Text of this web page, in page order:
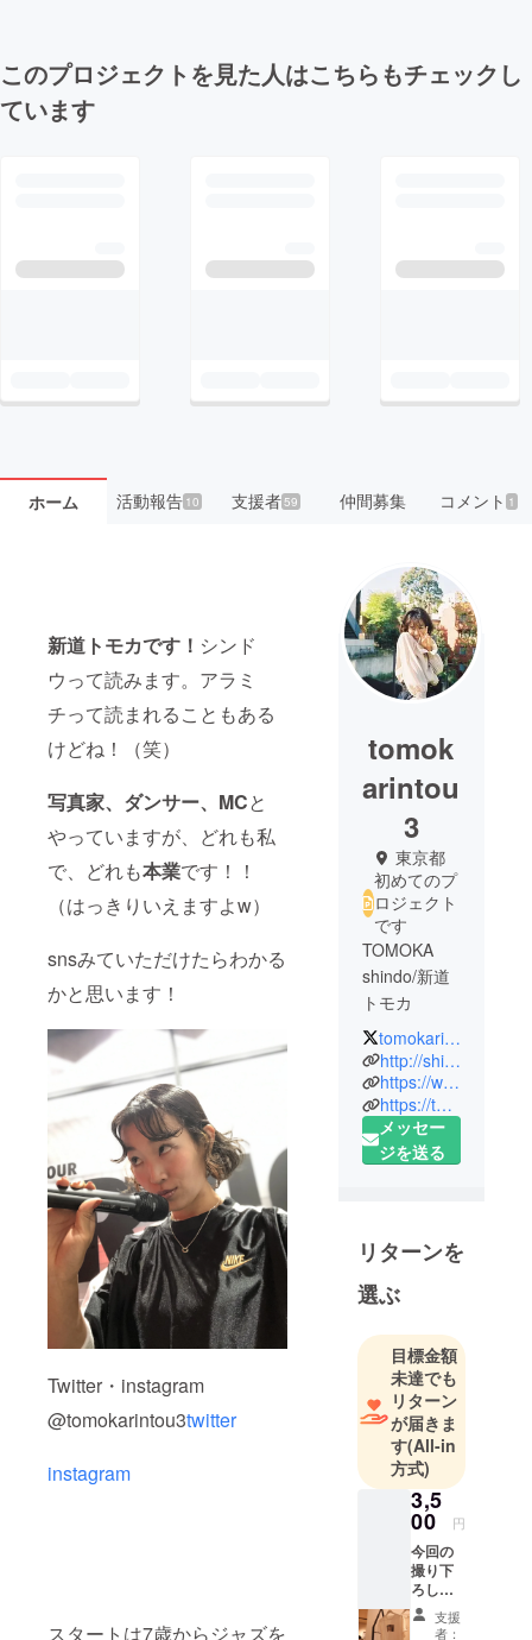
このプロジェクトを見た人はこちらもチェックし
ています
ホーム 活動報告10 支援者59 仲間募集 コメント 1
新道トモカです！ シンド
ウって読みます。アラミ
チって読まれることもある
けどね！（笑）
写真家、ダンサー、MCと
やっていますが、どれも私
で、どれも本業です！！
（はっきりいえますよw）
snsみていただけたらわかる
かと思います！
Twitter・instagram
@tomokarintou3twitter
instagram
スタートは7歳からジャズを
tomok
arintou
3
東京都
初めてのプ
ロジェクト
です
TOMOKA
shindo/新道
トモカ
1992年1月
18日。東京
生まれ。東
京に産まれ
る
める
2009年写真
を始める
サーのアー
ティスト写
真を撮り始
める
2014年日本
大学藝術学
部 写真学科
を卒業
同時に作品
を作りなが
らフリーラ
ンスとして
tomokarintou3
http://shindotomoka.com/profile/
https://www.instagram.com/tomokarintou3/
https://twitter.com/tomokarintou3
メッセー
ジを送る
リターンを
選ぶ
目標金額
未達でも
リターン
が届きま
す(All-in
方式)
3,5
00 円
今回の
撮り下
ろしの
写真の
photoT
支援
者：